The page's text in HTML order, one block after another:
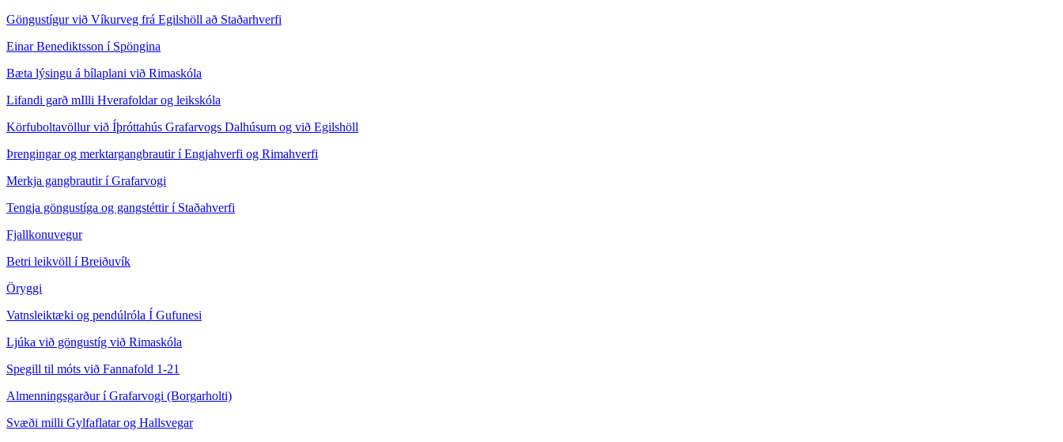
Göngustígur við Víkurveg frá Egilshöll að Staðarhverfi
Einar Benediktsson í Spöngina
Bæta lýsingu á bílaplani við Rimaskóla
Lifandi garð mIlli Hverafoldar og leikskóla
Körfuboltavöllur við Íþróttahús Grafarvogs Dalhúsum og við Egilshöll
Þrengingar og merktargangbrautir í Engjahverfi og Rimahverfi
Merkja gangbrautir í Grafarvogi
Tengja göngustíga og gangstéttir í Staðahverfi
Fjallkonuvegur
Betri leikvöll í Breiðuvík
Öryggi
Vatnsleiktæki og pendúlróla Í Gufunesi
Ljúka við göngustíg við Rimaskóla
Spegill til móts við Fannafold 1-21
Almenningsgarður í Grafarvogi (Borgarholti)
Svæði milli Gylfaflatar og Hallsvegar